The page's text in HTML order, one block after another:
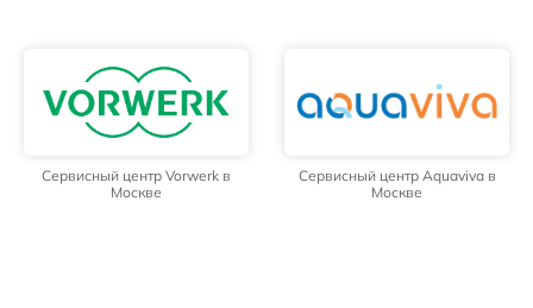
Сервисный центр Vorwerk в
Москве
Сервисный центр Aquaviva в
Москве